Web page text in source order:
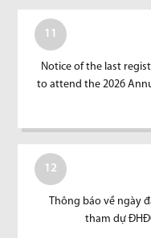
11
Notice of the last
to attend the 2026
12
Thông báo về ngày
tham dự